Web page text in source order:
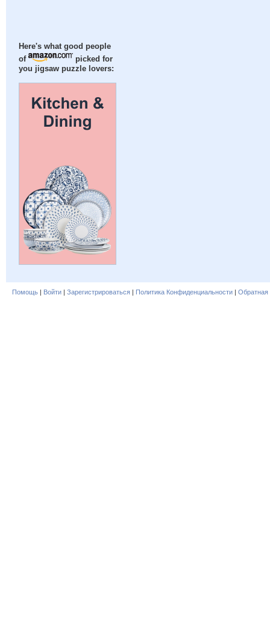
Here's what good people
of
picked for
you jigsaw puzzle lovers:
Помощь | Войти | Зарегистрироваться | Политика Конфиденциальности | Обратная